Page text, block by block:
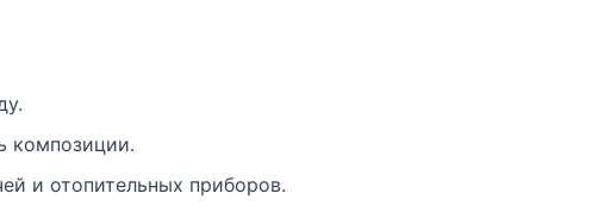
композиции.
и отопительных приборов.